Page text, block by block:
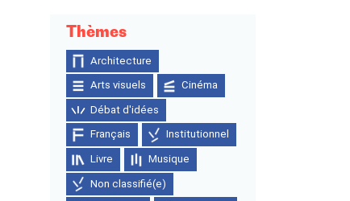
Thèmes
Architecture
Arts visuels Cinéma
Débat d'idées
Français Institutionnel
Livre Musique
Non classifié(e)